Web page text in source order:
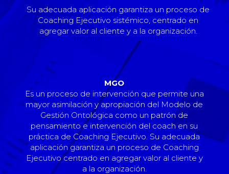
Su adecuada aplicación garantiza un proceso de
Coaching Ejecutivo sistémico, centrado en
agregar valor al cliente y a la organización.
MGO
Es un proceso de intervención que permite una
mayor asimilación y apropiación del Modelo de
Gestión Ontológica como un patrón de
pensamiento e intervención del coach en su
práctica de Coaching Ejecutivo. Su adecuada
aplicación garantiza un proceso de Coaching
Ejecutivo centrado en agregar valor al cliente y
a la organización.